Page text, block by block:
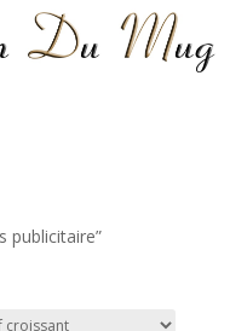
publicitaire”